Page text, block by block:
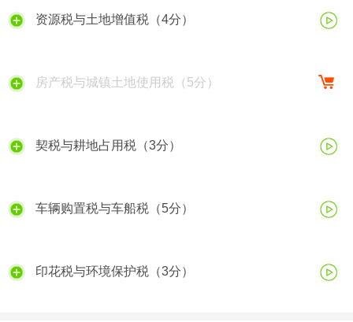
资源税与土地增值税（4分）
房产税与城镇土地使用税（5分）
契税与耕地占用税（3分）
车辆购置税与车船税（5分）
印花税与环境保护税（3分）